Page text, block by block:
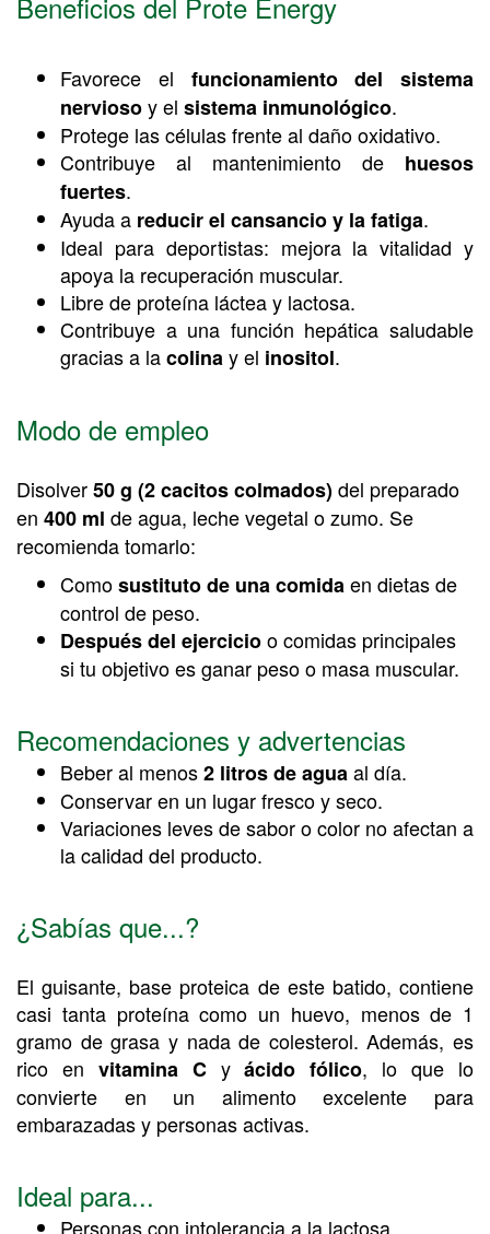
Favorece el funcionamiento del sistema
nerviosoy el sistema inmunológico.
Protege las células frente al daño oxidativo.
Contribuye al mantenimiento de huesos
fuertes.
Ayuda a reducir el cansancio y la fatiga.
Ideal para deportistas: mejora la vitalidad y
apoya la recuperación muscular.
Libre de proteína láctea y lactosa.
Contribuye a una función hepática saludable
gracias a lacolinay el inositol.
Modo de empleo
Disolver50 g (2 cacitos colmados)del preparado
en 400 ml de agua, leche vegetal o zumo. Se
recomienda tomarlo:
Comosustituto de una comidaen dietas de
control de peso.
Después del ejercicioo comidas principales
si tu objetivo es ganar peso o masa muscular.
Recomendaciones y advertencias
Beber al menos2 litros de aguaal día.
Conservar en un lugar fresco y seco.
Variaciones leves de sabor o color no afectan a
la calidad del producto.
¿Sabías que...?
El guisante, base proteica de este batido, contiene
casi tanta proteína como un huevo, menos de 1
gramo de grasa y nada de colesterol. Además, es
rico en vitamina Cyácido fólico, lo que lo
convierte en un alimento excelente para
embarazadas y personas activas.
Ideal para...
Personas con intolerancia a la lactosa.